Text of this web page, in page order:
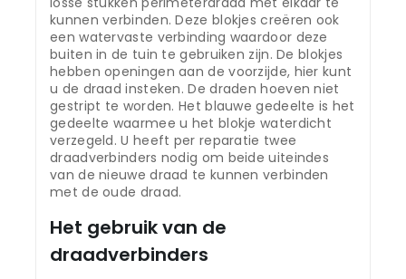
kunnen verbinden. Deze blokjes creëren ook
een watervaste verbinding waardoor deze
buiten in de tuin te gebruiken zijn. De blokjes
hebben openingen aan de voorzijde, hier kunt
u de draad insteken. De draden hoeven niet
gestript te worden. Het blauwe gedeelte is het
gedeelte waarmee u het blokje waterdicht
verzegeld. U heeft per reparatie twee
draadverbinders nodig om beide uiteindes
van de nieuwe draad te kunnen verbinden
met de oude draad.
Het gebruik van de
draadverbinders